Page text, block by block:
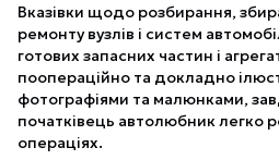
Вказівки щодо розбирання,
ремонту вузлів і систем
готових запасних частин і
поопераційно та докладно
фотографіями та малюнками,
початківець автолюбник легко
операціях.